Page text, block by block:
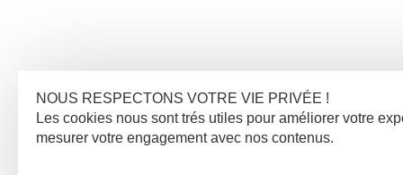
NOUS RESPECTONS VOTRE VIE PRIVÉE !
Les cookies nous sont trés utiles pour améliorer votre
mesurer votre engagement avec nos contenus.